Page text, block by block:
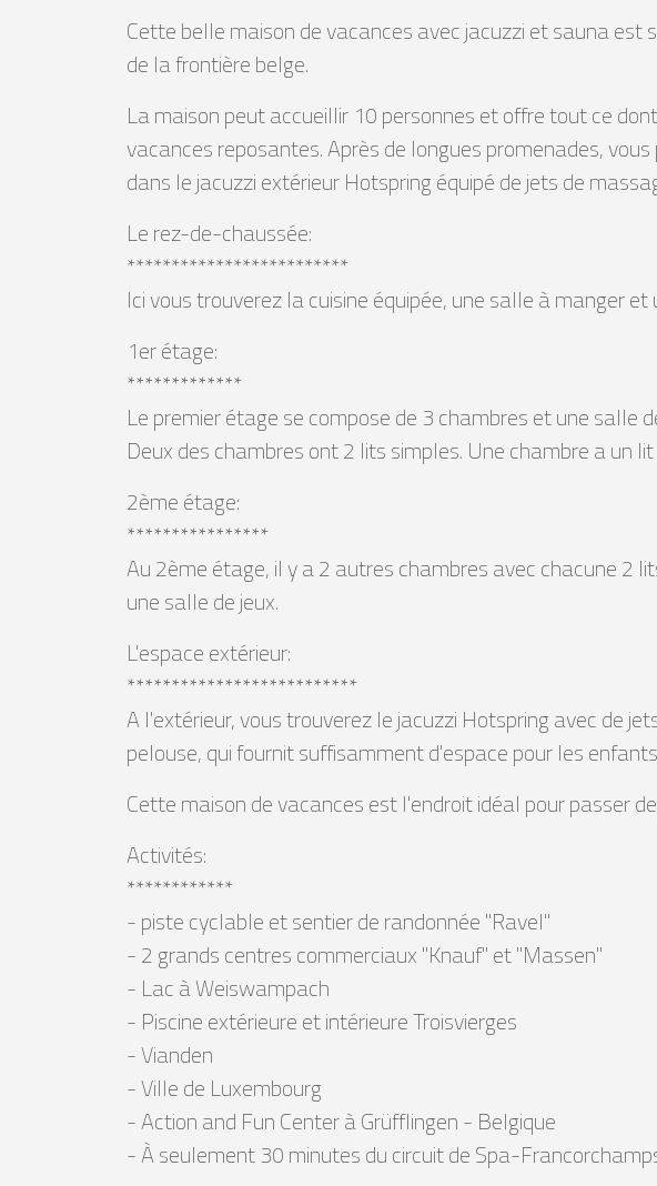
Cette belle maison de vacances avec jacuzzi et sauna est
de la frontière belge.
La maison peut accueillir 10 personnes et offre tout ce
vacances reposantes. Après de longues promenades,
dans le jacuzzi extérieur Hotspring équipé de jets de
Le rez-de-chaussée:
*************************
Ici vous trouverez la cuisine équipée, une salle à manger
1er étage:
*************
Le premier étage se compose de 3 chambres et une salle
Deux des chambres ont 2 lits simples. Une chambre a un
2ème étage:
****************
Au 2ème étage, il y a 2 autres chambres avec chacune 2
une salle de jeux.
L'espace extérieur:
**************************
A l'extérieur, vous trouverez le jacuzzi Hotspring avec de
pelouse, qui fournit suffisamment d'espace pour les
Cette maison de vacances est l'endroit idéal pour passer
Activités:
************
- piste cyclable et sentier de randonnée "Ravel"
- 2 grands centres commerciaux "Knauf" et "Massen"
- Lac à Weiswampach
- Piscine extérieure et intérieure Troisvierges
- Vianden
- Ville de Luxembourg
- Action and Fun Center à Grüfflingen - Belgique
- À seulement 30 minutes du circuit de Spa-